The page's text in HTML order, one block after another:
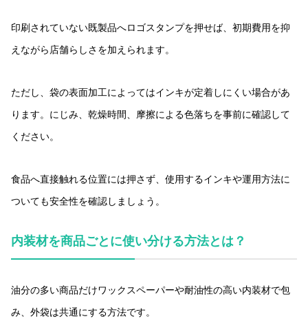
印刷されていない既製品へロゴスタンプを押せば、初期費用を抑
えながら店舗らしさを加えられます。
ただし、袋の表面加工によってはインキが定着しにくい場合があ
ります。にじみ、乾燥時間、摩擦による色落ちを事前に確認して
ください。
食品へ直接触れる位置には押さず、使用するインキや運用方法に
ついても安全性を確認しましょう。
内装材を商品ごとに使い分ける方法とは？
油分の多い商品だけワックスペーパーや耐油性の高い内装材で包
み、外袋は共通にする方法です。